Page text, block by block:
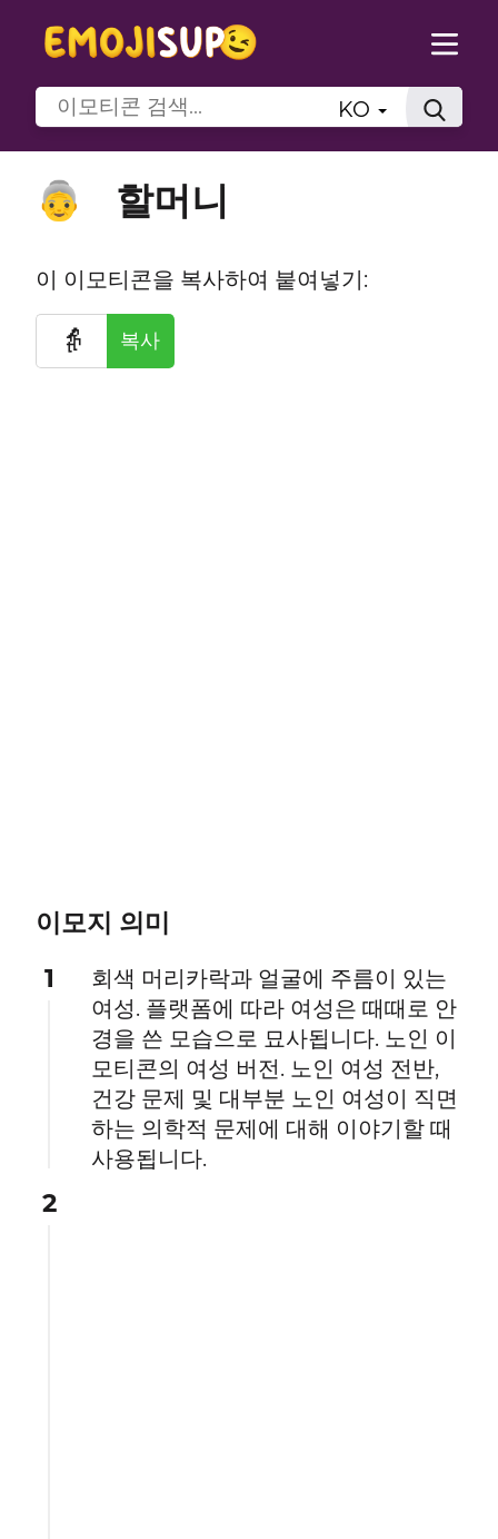
KO
👵 할머니
이 이모티콘을 복사하여 붙여넣기:
👵 복사
이모지 의미
1
회색 머리카락과 얼굴에 주름이 있는
여성. 플랫폼에 따라 여성은 때때로 안
경을 쓴 모습으로 묘사됩니다. 노인 이
모티콘의 여성 버전. 노인 여성 전반,
건강 문제 및 대부분 노인 여성이 직면
하는 의학적 문제에 대해 이야기할 때
사용됩니다.
2